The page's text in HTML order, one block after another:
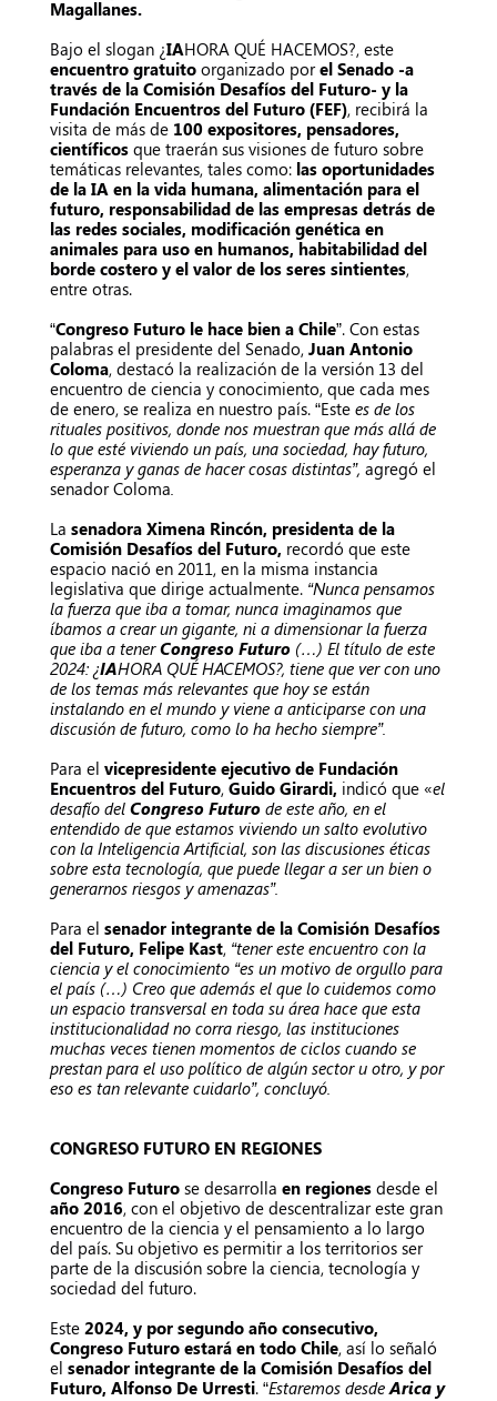
Magallanes.
Bajo el slogan ¿IAHORA QUÉ HACEMOS?, este
encuentro gratuito organizado porel Senado -a
través de la Comisión Desafíos del Futuro- y la
Fundación Encuentros del Futuro (FEF), recibirá la
visita de más de 100 expositores, pensadores,
científicos que traerán sus visiones de futuro sobre
temáticas relevantes, tales como: las oportunidades
de la IA en la vida humana, alimentación para el
futuro, responsabilidad de las empresas detrás de
las redes sociales, modificación genética en
animales para uso en humanos, habitabilidad del
borde costero y el valor de los seres sintientes,
entre otras.
“Congreso Futuro le hace bien a Chile”. Con estas
palabras el presidente del Senado, Juan Antonio
Coloma, destacó la realización de la versión 13 del
encuentro de ciencia y conocimiento, que cada mes
de enero, se realiza en nuestro país. “Este es de los
rituales positivos, donde nos muestran que más allá de
lo que esté viviendo un país, una sociedad, hay futuro,
esperanza y ganas de hacer cosas distintas”, agregó el
senador Coloma
La senadora Ximena Rincón, presidenta de la
Comisión Desafíos del Futuro, recordó que este
espacio nació en 2011, en la misma instancia
legislativa que dirige actualmente. “Nunca pensamos
la fuerza que iba a tomar, nunca imaginamos que
íbamos a crear un gigante, ni a dimensionar la fuerza
que iba a tenerCongreso Futuro (…) El título de este
2024: ¿IAHORA QUÉ HACEMOS?, tiene que ver con uno
de los temas más relevantes que hoy se están
instalando en el mundo y viene a anticiparse con una
discusión de futuro, como lo ha hecho siempre”.
Para el vicepresidente ejecutivo de Fundación
Encuentros del Futuro, Guido Girardi, indicó que «el
desafío del Congreso Futuro de este año, en el
entendido de que estamos viviendo un salto evolutivo
con la Inteligencia Artificial, son las discusiones éticas
sobre esta tecnología, que puede llegar a ser un bien o
generarnos riesgos y amenazas”.
Para el senador integrante de la Comisión Desafíos
del Futuro, Felipe Kast, “tener este encuentro con la
ciencia y el conocimiento “es un motivo de orgullo para
el país (…) Creo que además el que lo cuidemos como
un espacio transversal en toda su área hace que esta
institucionalidad no corra riesgo, las instituciones
muchas veces tienen momentos de ciclos cuando se
prestan para el uso político de algún sector u otro, y por
eso es tan relevante cuidarlo”, concluyó.
CONGRESO FUTURO EN REGIONES
Congreso Futuro se desarrolla en regiones desde el
año 2016, con el objetivo de descentralizar este gran
encuentro de la ciencia y el pensamiento a lo largo
del país. Su objetivo es permitir a los territorios ser
parte de la discusión sobre la ciencia, tecnología y
sociedad del futuro.
Este 2024, y por segundo año consecutivo,
Congreso Futuro estará en todo Chile, así lo señaló
el senador integrante de la Comisión Desafíos del
Futuro, Alfonso De Urresti. “Estaremos desde Arica y